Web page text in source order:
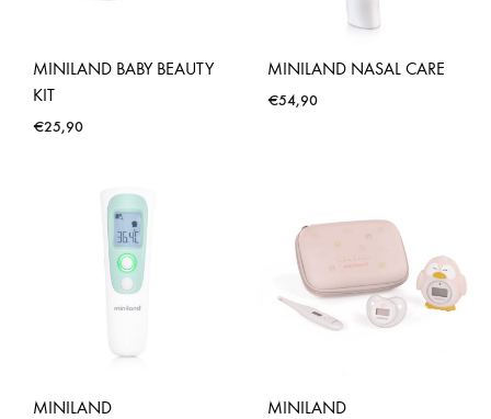
MINILAND BABY BEAUTY
KIT
€25,90
MINILAND NASAL CARE
€54,90
MINILAND
MINILAND